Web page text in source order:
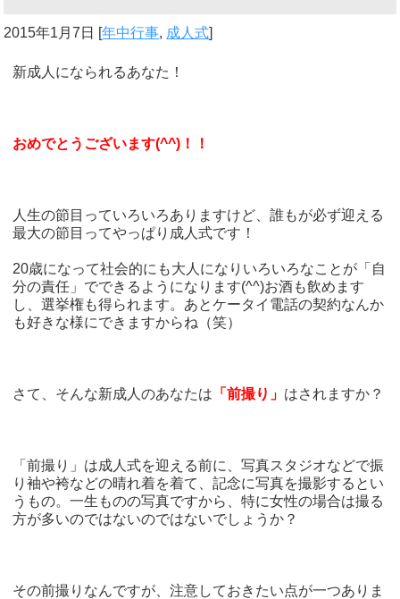
2015年1月7日 [年中行事, 成人式]
新成人になられるあなた！
おめでとうございます(^^)！！
人生の節目っていろいろありますけど、誰もが必ず迎える
最大の節目ってやっぱり成人式です！
20歳になって社会的にも大人になりいろいろなことが「自
分の責任」でできるようになります(^^)お酒も飲めます
し、選挙権も得られます。あとケータイ電話の契約なんか
も好きな様にできますからね（笑）
さて、そんな新成人のあなたは 「前撮り」 はされますか？
「前撮り」は成人式を迎える前に、写真スタジオなどで振
り袖や袴などの晴れ着を着て、記念に写真を撮影するとい
うもの。一生ものの写真ですから、特に女性の場合は撮る
方が多いのではないのではないでしょうか？
その前撮りなんですが、注意しておきたい点が一つありま